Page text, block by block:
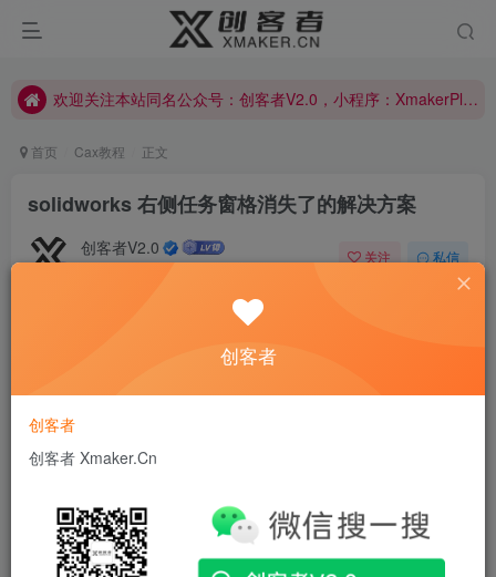
欢迎关注本站同名公众号：创客者V2.0，小程序：XmakerPlus已上线！本站已开启多语言自动翻译功能！右上角图标可以显示切换语言！
欢迎关注本站同名公众号：创客者V2.0，小程序：XmakerPlus已上线！本站已开启多语言自动翻译功能！右上角图标可以显示切换语言！
首页 Cax教程 正文
solidworks 右侧任务窗格消失了的解决方案
创客者V2.0
2年前更新
关注 私信
Like a child, always believe in hope, I believe the dream.
像孩子一样，永远相信希望，相信梦想
今日有群友碰到了solidworks 右侧任务窗格消失了，现给出
解决办法！
问题现象：
创客者
创客者
创客者 Xmaker.Cn